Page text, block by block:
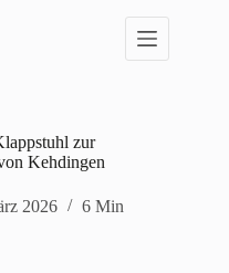
zur
Kehdingen
2026 6 Min